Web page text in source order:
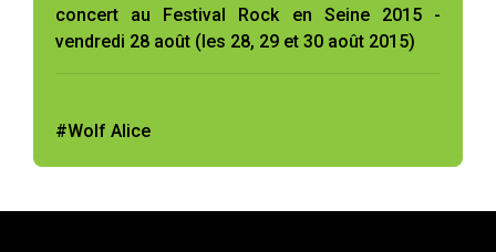
concert au Festival Rock en Seine 2015 -
vendredi 28 août (les 28, 29 et 30 août 2015)
#Wolf Alice